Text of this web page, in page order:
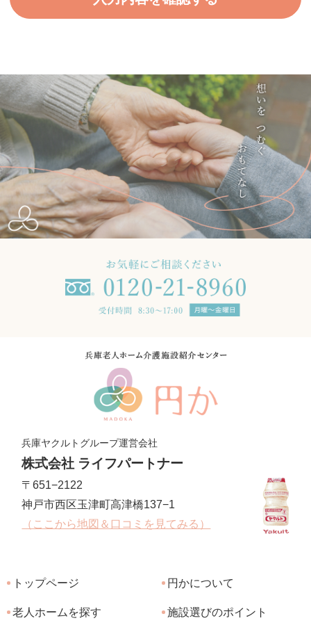
兵庫ヤクルトグループ運営会社
株式会社 ライフパートナー
〒651−2122
神戸市西区玉津町高津橋137−1
（ここから地図＆口コミを見てみる）
トップページ 円かについて
老人ホームを探す 施設選びのポイント